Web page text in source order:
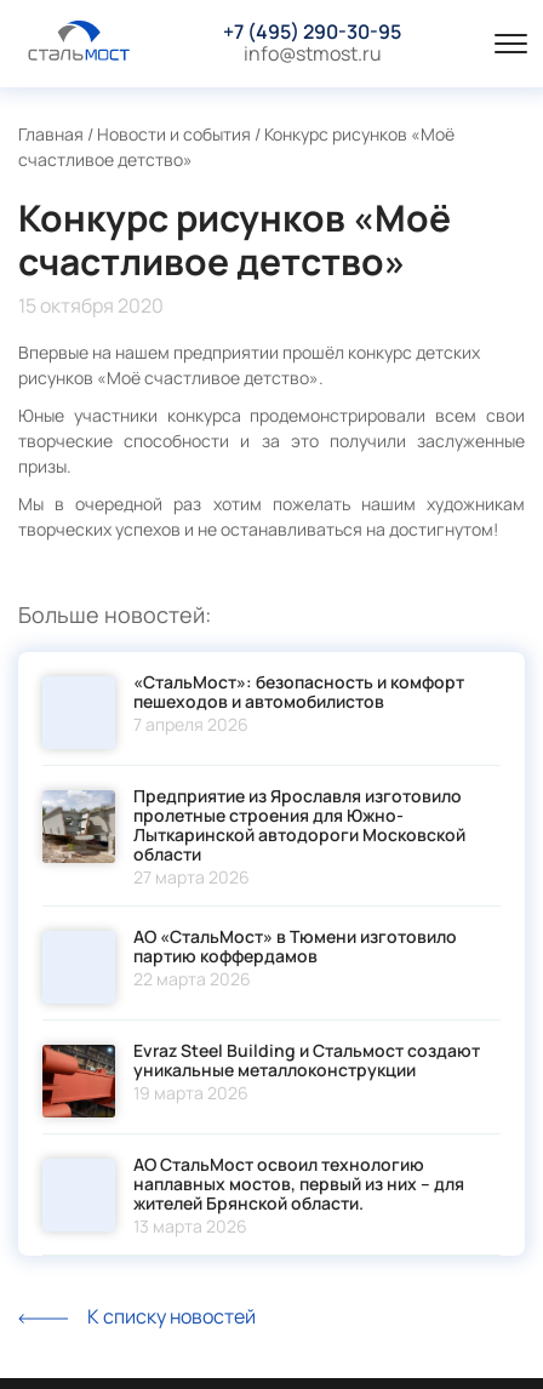
+7 (495) 290-30-95
info@stmost.ru
Главная / Новости и события / Конкурс рисунков «Моё
счастливое детство»
Конкурс рисунков «Моё
счастливое детство»
15 октября 2020
Впервые на нашем предприятии прошёл конкурс детских
рисунков «Моё счастливое детство».
Юные участники конкурса продемонстрировали всем свои
творческие способности и за это получили заслуженные
призы.
Мы в очередной раз хотим пожелать нашим художникам
творческих успехов и не останавливаться на достигнутом!
Больше новостей:
«СтальМост»: безопасность и комфорт
пешеходов и автомобилистов
7 апреля 2026
Предприятие из Ярославля изготовило
пролетные строения для Южно-
Лыткаринской автодороги Московской
области
27 марта 2026
АО «СтальМост» в Тюмени изготовило
партию коффердамов
22 марта 2026
Evraz Steel Building и Стальмост создают
уникальные металлоконструкции
19 марта 2026
АО СтальМост освоил технологию
наплавных мостов, первый из них – для
жителей Брянской области.
13 марта 2026
К списку новостей